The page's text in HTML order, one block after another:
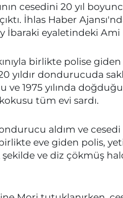
cesedini 20 yıl
İhlas Haber
İbaraki eyaletindeki Ami
birlikte polise giden
yıldır dondurucuda
ve 1975 yılında
tüm evi sardı.
aldım ve
eve giden polis,
şekilde ve diz çökmüş